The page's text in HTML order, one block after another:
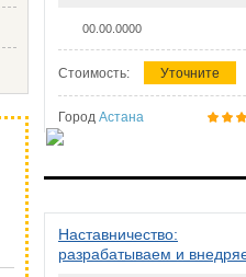
00.00.0000
Стоимость: Уточните
Город Астана
Наставничество:
разрабатываем и